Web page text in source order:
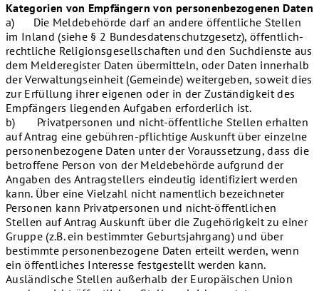
Kategorien von Empfängern von personenbezogenen Daten
a) Die Meldebehörde darf an andere öffentliche Stellen
im Inland (siehe § 2 Bundesdatenschutzgesetz), öffentlich-
rechtliche Religionsgesellschaften und den Suchdienste aus
dem Melderegister Daten übermitteln, oder Daten innerhalb
der Verwaltungseinheit (Gemeinde) weitergeben, soweit dies
zur Erfüllung ihrer eigenen oder in der Zuständigkeit des
Empfängers liegenden Aufgaben erforderlich ist.
b) Privatpersonen und nicht-öffentliche Stellen erhalten
auf Antrag eine gebühren-pflichtige Auskunft über einzelne
personenbezogene Daten unter der Voraussetzung, dass die
betroffene Person von der Meldebehörde aufgrund der
Angaben des Antragstellers eindeutig identifiziert werden
kann. Über eine Vielzahl nicht namentlich bezeichneter
Personen kann Privatpersonen und nicht-öffentlichen
Stellen auf Antrag Auskunft über die Zugehörigkeit zu einer
Gruppe (z.B. ein bestimmter Geburtsjahrgang) und über
bestimmte personenbezogene Daten erteilt werden, wenn
ein öffentliches Interesse festgestellt werden kann.
Ausländische Stellen außerhalb der Europäischen Union